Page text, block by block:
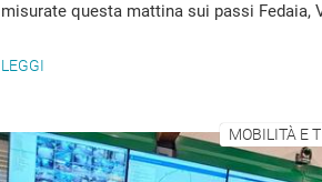
misurate questa mattina sui passi Fedaia,
LEGGI
MOBILITÀ E